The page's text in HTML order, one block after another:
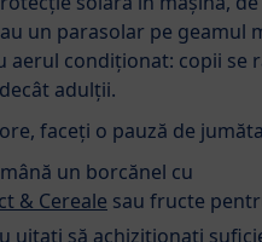
un parasolar pe geamul
aerul condiționat: copii se
adulții.
faceți o pauză de
un borcănel cu
& Cereale sau fructe
uitați să achiziționați